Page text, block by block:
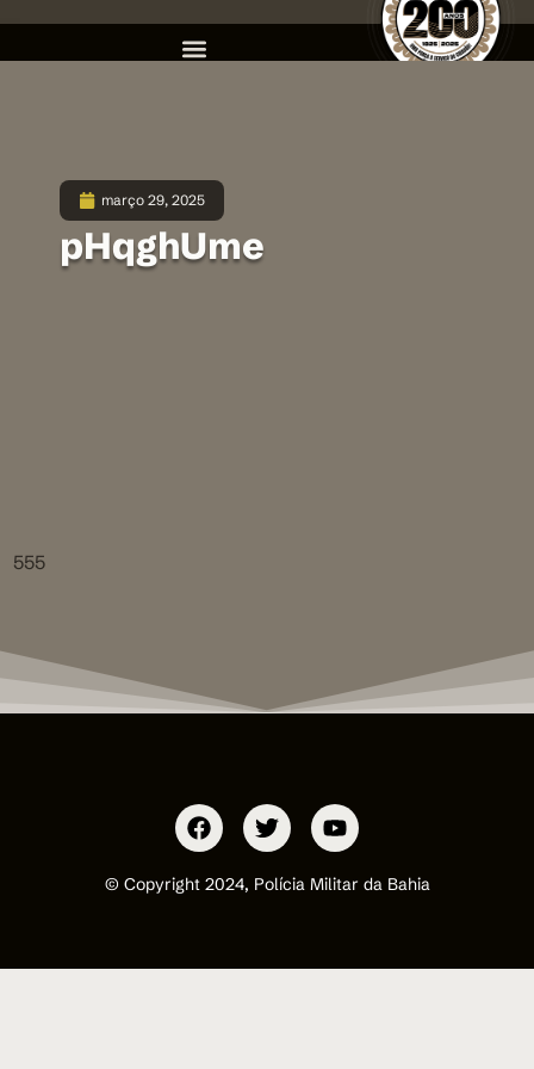
março 29, 2025
pHqghUme
555
© Copyright 2024, Polícia Militar da Bahia